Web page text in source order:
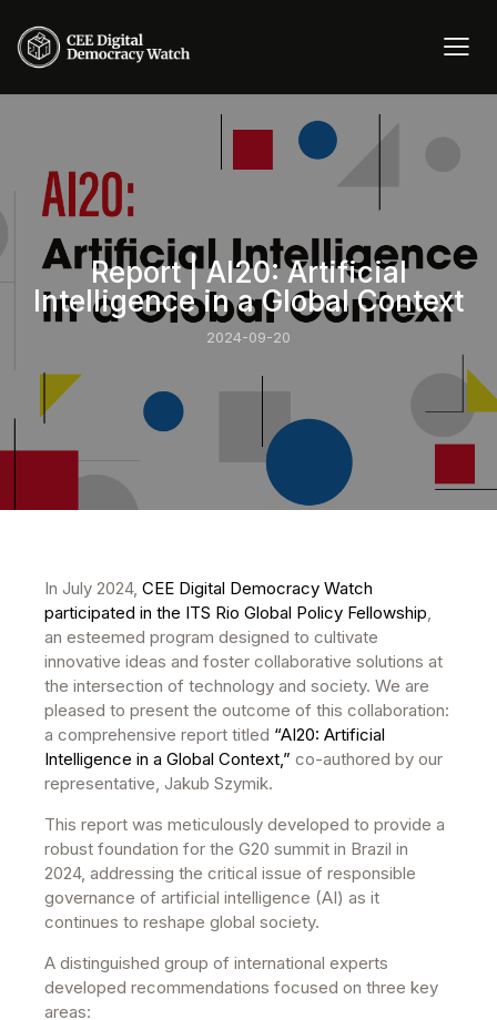
Report | AI20: Artificial
Intelligence in a Global Context
2024-09-20
In July 2024, CEE Digital Democracy Watch
participated in the ITS Rio Global Policy Fellowship,
an esteemed program designed to cultivate
innovative ideas and foster collaborative solutions at
the intersection of technology and society. We are
pleased to present the outcome of this collaboration:
a comprehensive report titled “AI20: Artificial
Intelligence in a Global Context,” co-authored by our
representative, Jakub Szymik.
This report was meticulously developed to provide a
robust foundation for the G20 summit in Brazil in
2024, addressing the critical issue of responsible
governance of artificial intelligence (AI) as it
continues to reshape global society.
A distinguished group of international experts
developed recommendations focused on three key
areas: